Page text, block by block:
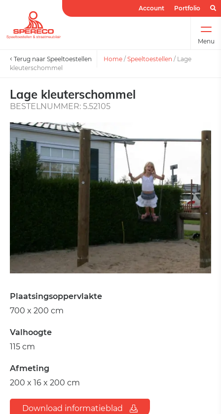
Account Portfolio
Menu
Terug naar Speeltoestellen Home / Speeltoestellen / Lage
kleuterschommel
Lage kleuterschommel
BESTELNUMMER: 5.52105
Plaatsingsoppervlakte
700 x 200 cm
Valhoogte
115 cm
Afmeting
200 x 16 x 200 cm
Download informatieblad